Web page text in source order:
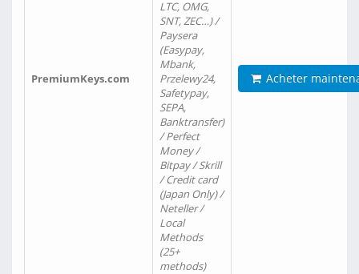
PremiumKeys.com
LTC, OMG,
SNT, ZEC…) /
Paysera
(Easypay,
Mbank,
Przelewy24,
Safetypay,
SEPA,
Banktransfer)
/ Perfect
Money /
Bitpay / Skrill
/ Credit card
(Japan Only) /
Neteller /
Local
Methods
(25+
methods)
Acheter